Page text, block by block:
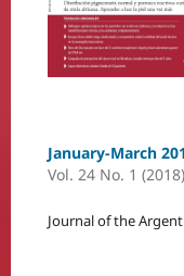
January-March
Vol. 24 No. 1 (2018)
Journal of the